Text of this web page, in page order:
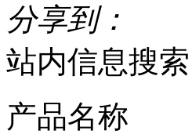
分享到：
站内信息搜索
产品名称